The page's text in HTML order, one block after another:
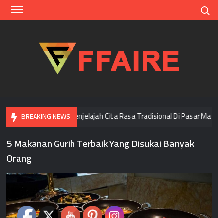
Skip
BREAKING NEWSMenjelajah Cita Rasa Tradisional Di Pasar
5 Makanan Gurih Terbaik Yang Disukai Banyak
Orang